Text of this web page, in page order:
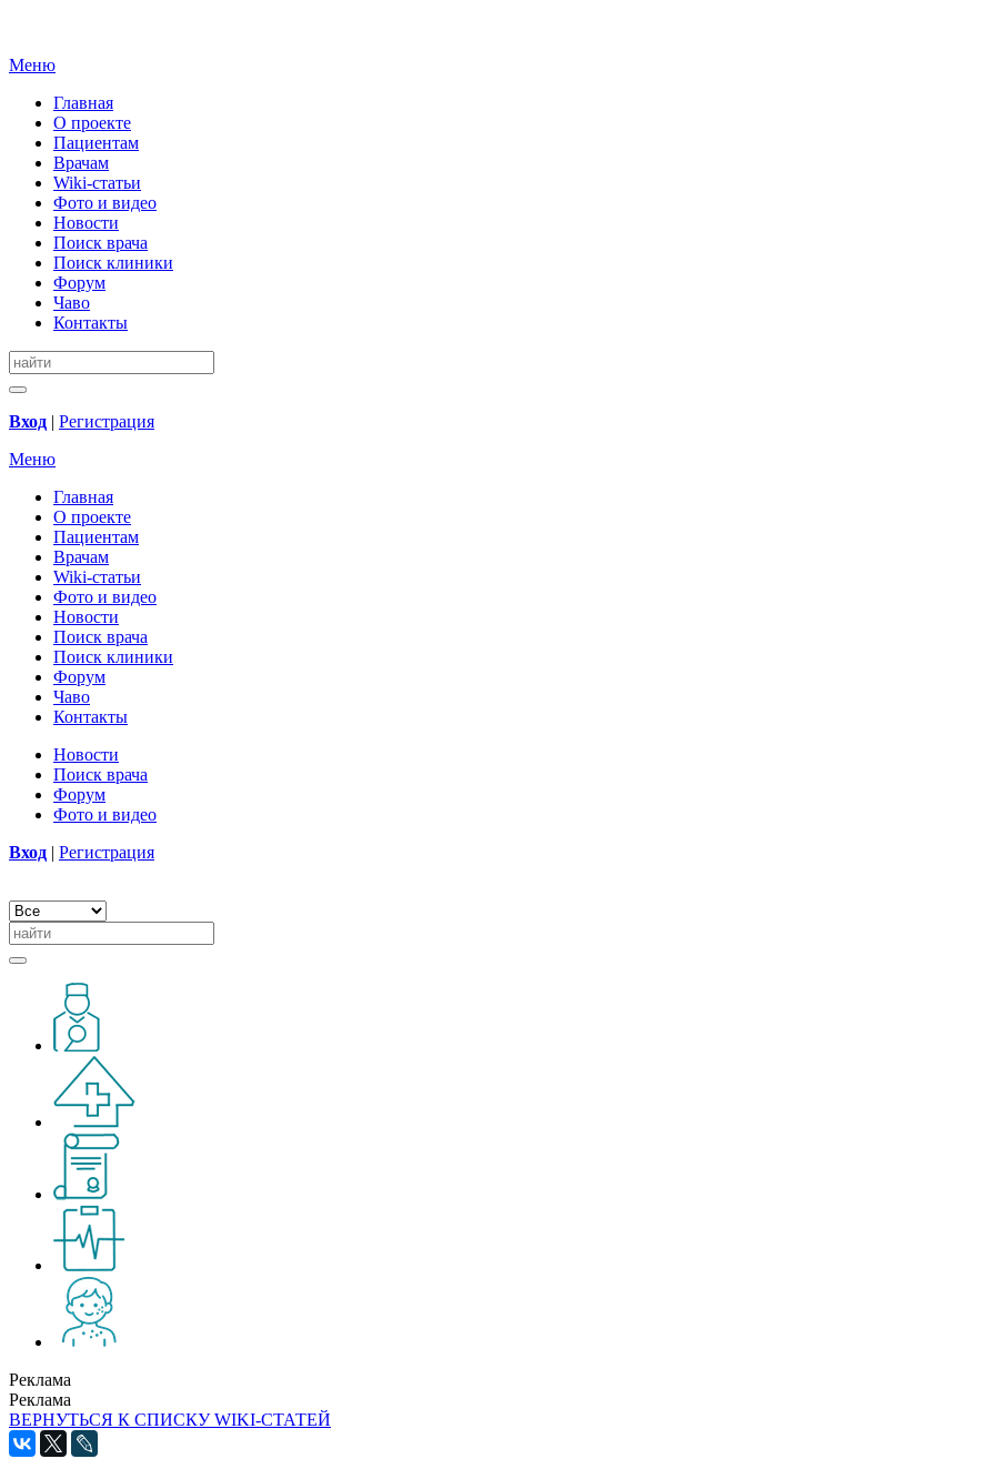
Меню
Главная
О проекте
Пациентам
Врачам
Wiki-статьи
Фото и видео
Новости
Поиск врача
Поиск клиники
Форум
Чаво
Контакты
Вход | Регистрация
Меню
Главная
О проекте
Пациентам
Врачам
Wiki-статьи
Фото и видео
Новости
Поиск врача
Поиск клиники
Форум
Чаво
Контакты
Новости
Поиск врача
Форум
Фото и видео
Вход | Регистрация
Реклама
Реклама
ВЕРНУТЬСЯ К СПИСКУ WIKI-СТАТЕЙ